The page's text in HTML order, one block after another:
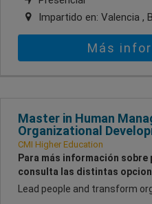
Impartido en: Valencia ,
Más
Master in Human
Organizational
CMI Higher Education
Para más información
consulta las distintas
Lead people and transform